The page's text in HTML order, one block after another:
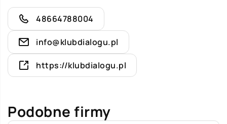
48664788004
info@klubdialogu.pl
https://klubdialogu.pl
Podobne firmy